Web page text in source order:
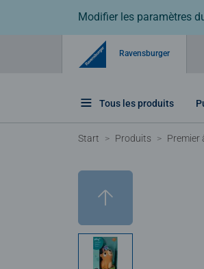
Modifier les paramètres
Ravensburger
Tous les produits
Start Produits Premier